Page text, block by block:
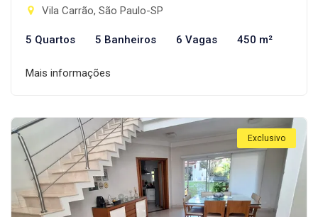
Vila Carrão, São Paulo-SP
5 Quartos 5 Banheiros 6 Vagas 450 m²
Mais informações
Exclusivo